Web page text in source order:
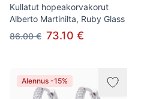
Kullatut hopeakorvakorut
Alberto Martinilta, Ruby Glass
86.00 € 73.10 €
Alennus -15%